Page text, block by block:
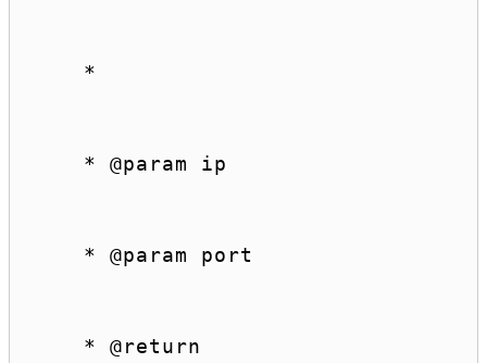
*
* @param ip
* @param port
* @return